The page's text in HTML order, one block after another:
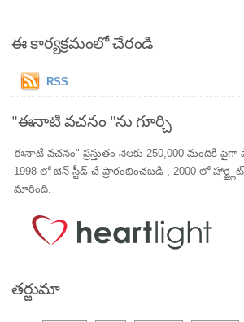
ఈ కార్యక్రమంలో చేరండి
RSS
"ఈనాటి వచనం "ను గూర్చి
ఈనాటి వచనం" ప్రస్తుతం నెలకు 250,000 మందికి పైగా
1998 లో బెన్ స్టీడ్ చే ప్రారంభించబడి , 2000 లో
మారింది.
తర్జుమా